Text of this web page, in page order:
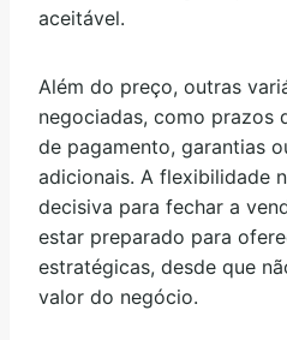
aceitável.
Além do preço, outras
negociadas, como prazos
de pagamento, garantias
adicionais. A flexibilidade
decisiva para fechar a
estar preparado para
estratégicas, desde que
valor do negócio.